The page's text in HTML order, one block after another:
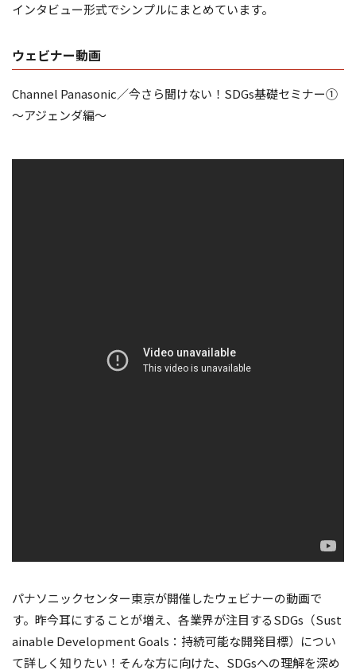
インタビュー形式でシンプルにまとめています。
ウェビナー動画
Channel Panasonic／今さら聞けない！SDGs基礎セミナー①
～アジェンダ編～
パナソニックセンター東京が開催したウェビナーの動画で
す。昨今耳にすることが増え、各業界が注目するSDGs（Sust
ainable Development Goals：持続可能な開発目標）につい
て詳しく知りたい！そんな方に向けた、SDGsへの理解を深め